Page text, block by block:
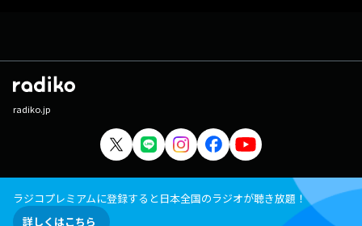
radiko.jp
ラジコプレミアムに登録すると日本全国のラジオが聴き放題！
詳しくはこちら